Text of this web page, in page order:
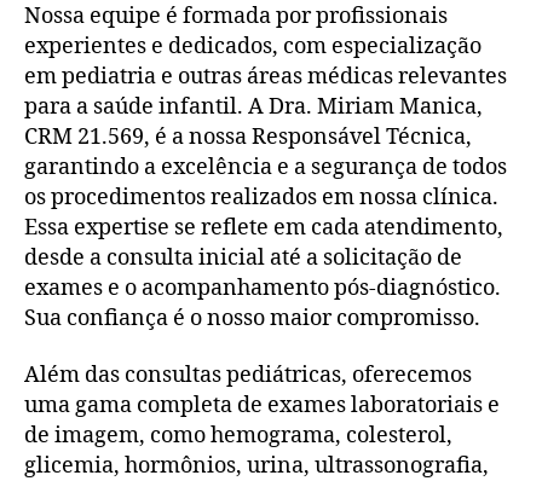
Nossa equipe é formada por profissionais
experientes e dedicados, com especialização
em pediatria e outras áreas médicas relevantes
para a saúde infantil. A Dra. Miriam Manica,
CRM 21.569, é a nossa Responsável Técnica,
garantindo a excelência e a segurança de todos
os procedimentos realizados em nossa clínica.
Essa expertise se reflete em cada atendimento,
desde a consulta inicial até a solicitação de
exames e o acompanhamento pós-diagnóstico.
Sua confiança é o nosso maior compromisso.
Além das consultas pediátricas, oferecemos
uma gama completa de exames laboratoriais e
de imagem, como hemograma, colesterol,
glicemia, hormônios, urina, ultrassonografia,